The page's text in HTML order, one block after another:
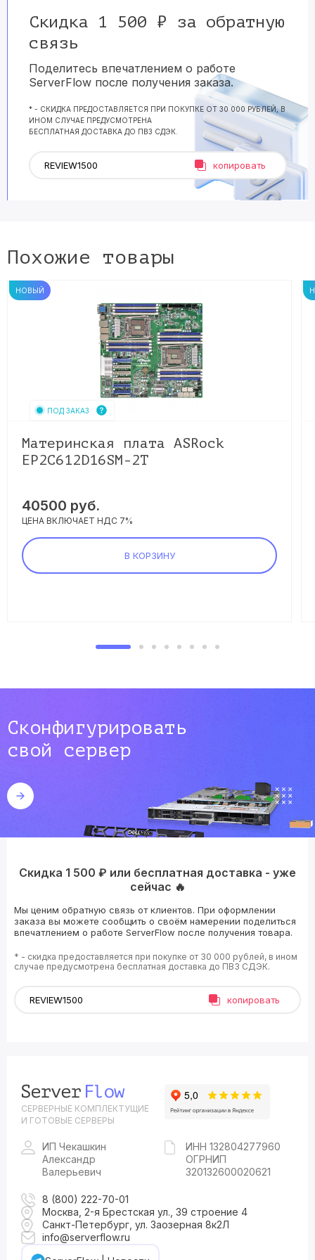
Скидка 1 500 ₽ за обратную
связь
Поделитесь впечатлением о работе
ServerFlow после получения заказа.
* - СКИДКА ПРЕДОСТАВЛЯЕТСЯ ПРИ ПОКУПКЕ ОТ 30 000 РУБЛЕЙ, В
ИНОМ СЛУЧАЕ ПРЕДУСМОТРЕНА
БЕСПЛАТНАЯ ДОСТАВКА ДО ПВЗ СДЭК.
копировать
Похожие товары
НОВЫЙ
ПОД ЗАКАЗ
Материнская плата ASRock
EP2C612D16SM-2T
40500 руб.
ЦЕНА ВКЛЮЧАЕТ НДС 7%
В КОРЗИНУ
Сконфигурировать
свой сервер
Скидка 1 500 ₽ или бесплатная доставка - уже
сейчас 🔥
Мы ценим обратную связь от клиентов. При оформлении
заказа вы можете сообщить о своём намерении поделиться
впечатлением о работе ServerFlow после получения товара.
* - скидка предоставляется при покупке от 30 000 рублей, в ином
случае предусмотрена бесплатная доставка до ПВЗ СДЭК.
копировать
СЕРВЕРНЫЕ КОМПЛЕКТУЩИЕ
И ГОТОВЫЕ СЕРВЕРЫ
ИП Чекашкин
Александр
Валерьевич
ИНН 132804277960
ОГРНИП
320132600020621
8 (800) 222-70-01
Москва, 2-я Брестская ул., 39 строение 4
Санкт-Петербург, ул. Заозерная 8к2Л
info@serverflow.ru